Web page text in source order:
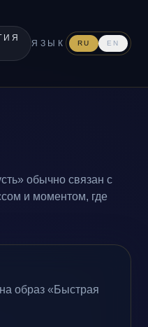
ЯЗЫК RU EN
обычно связан с
и моментом, где
образ «Быстрая